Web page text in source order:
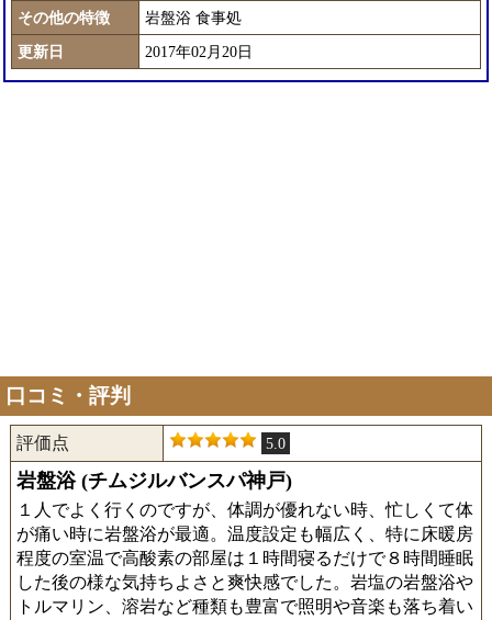
その他の特徴
岩盤浴 食事処
更新日
2017年02月20日
口コミ・評判
評価点 5.0
岩盤浴 (チムジルバンスパ神戸)
１人でよく行くのですが、体調が優れない時、忙しくて体
が痛い時に岩盤浴が最適。温度設定も幅広く、特に床暖房
程度の室温で高酸素の部屋は１時間寝るだけで８時間睡眠
した後の様な気持ちよさと爽快感でした。岩塩の岩盤浴や
トルマリン、溶岩など種類も豊富で照明や音楽も落ち着い